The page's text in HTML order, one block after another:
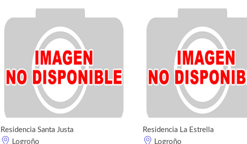
Residencia Santa Justa
Logroño
Residencia La Estrella
Logroño